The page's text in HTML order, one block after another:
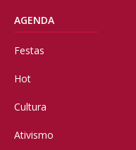
AGENDA
Festas
Hot
Cultura
Ativismo